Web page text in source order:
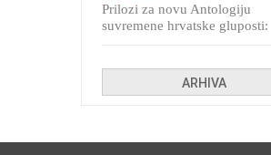
Prilozi za novu Antologiju
suvremene hrvatske gluposti:
ARHIVA